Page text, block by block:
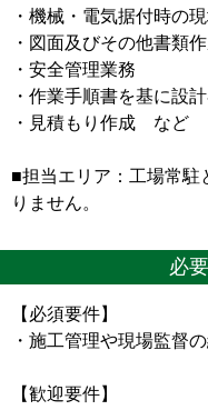
・機械・電気据付時の
・図面及びその他書類
・安全管理業務
・作業手順書を基に設
・見積もり作成 など
■担当エリア：工場常駐
りません。
必
【必須要件】
・施工管理や現場監督
【歓迎要件】